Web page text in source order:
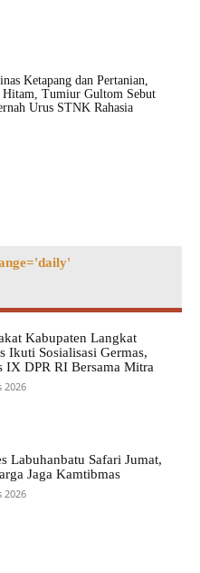
Ketapang dan Pertanian,
Hitam, Tumiur Gultom Sebut
Urus STNK Rahasia
Kabupaten Langkat
Ikuti Sosialisasi Germas,
IX DPR RI Bersama Mitra
2026
Labuhanbatu Safari Jumat,
Jaga Kamtibmas
2026